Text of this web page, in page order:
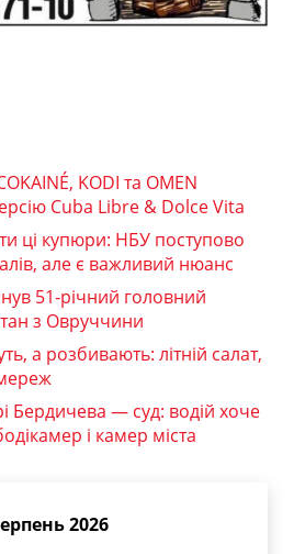
KODI та OMEN
Cuba Libre & Dolce Vita
ці купюри: НБУ поступово
але є важливий нюанс
51-річний головний
з Овруччини
а розбивають: літній салат,
Бердичева — суд: водій хоче
і камер міста
2026